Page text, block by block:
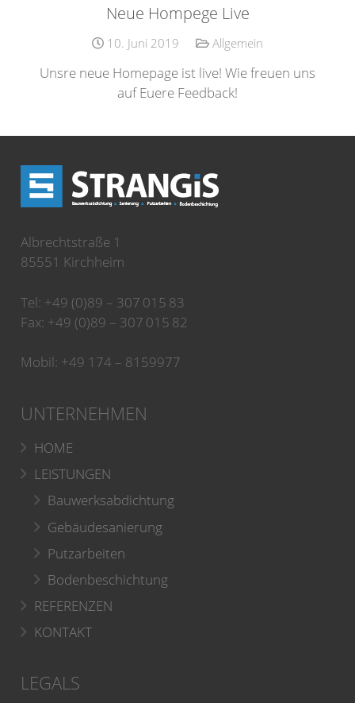
Neue Hompege Live
10. Juni 2019 Allgemein
Unsre neue Homepage ist live! Wie freuen uns
auf Euere Feedback!
Albrechtstraße 1
85551 Kirchheim
Tel: +49 (0)89 – 307 015 83
Fax: +49 (0)89 – 307 015 82
Mobil: +49 174 – 8159977
UNTERNEHMEN
HOME
LEISTUNGEN
Bauwerksabdichtung
Gebäudesanierung
Putzarbeiten
Bodenbeschichtung
REFERENZEN
KONTAKT
LEGALS